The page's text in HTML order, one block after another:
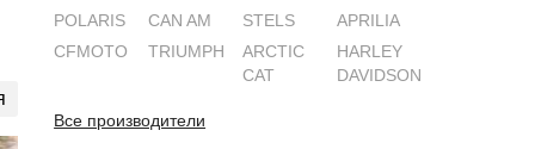
POLARIS
CAN AM STELS
APRILIA
CFMOTO
TRIUMPH
ARCTIC
CAT
HARLEY
DAVIDSON
Все производители